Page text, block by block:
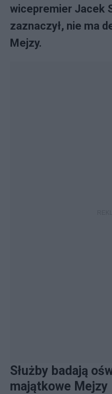
wicepremier Jacek
zaznaczył, nie ma
Mejzy.
Służby badają
majątkowe Mejzy